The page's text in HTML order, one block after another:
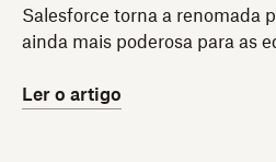
Salesforce torna a renomada
ainda mais poderosa para as
Ler o artigo